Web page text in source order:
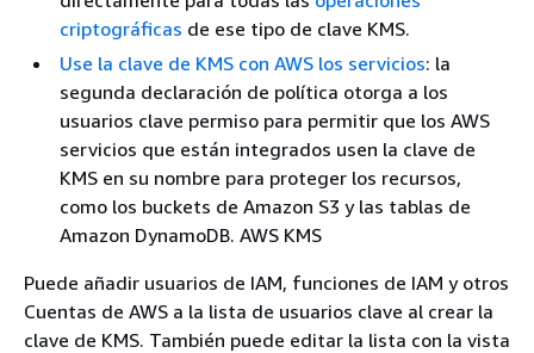
criptográficas de ese tipo de clave KMS.
Use la clave de KMS con AWS los servicios: la
segunda declaración de política otorga a los
usuarios clave permiso para permitir que los AWS
servicios que están integrados usen la clave de
KMS en su nombre para proteger los recursos,
como los buckets de Amazon S3 y las tablas de
Amazon DynamoDB. AWS KMS
Puede añadir usuarios de IAM, funciones de IAM y otros
Cuentas de AWS a la lista de usuarios clave al crear la
clave de KMS. También puede editar la lista con la vista